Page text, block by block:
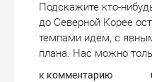
Подскажите кто-
до Северной Корее
темпами идём, с
плана. Нас можно
к комментарию